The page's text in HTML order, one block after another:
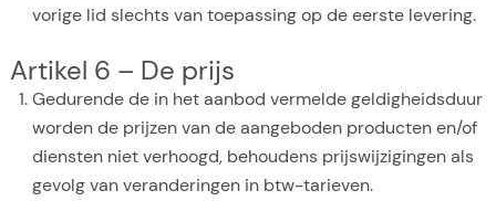
vorige lid slechts van toepassing op de eerste levering.
Artikel 6 – De prijs
Gedurende de in het aanbod vermelde geldigheidsduur
worden de prijzen van de aangeboden producten en/of
diensten niet verhoogd, behoudens prijswijzigingen als
gevolg van veranderingen in btw-tarieven.